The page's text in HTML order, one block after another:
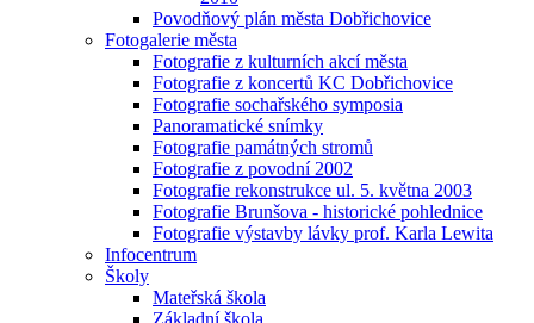
Povodňový plán města Dobřichovice
Fotogalerie města
Fotografie z kulturních akcí města
Fotografie z koncertů KC Dobřichovice
Fotografie sochařského symposia
Panoramatické snímky
Fotografie památných stromů
Fotografie z povodní 2002
Fotografie rekonstrukce ul. 5. května 2003
Fotografie Brunšova - historické pohlednice
Fotografie výstavby lávky prof. Karla Lewita
Infocentrum
Školy
Mateřská škola
Základní škola